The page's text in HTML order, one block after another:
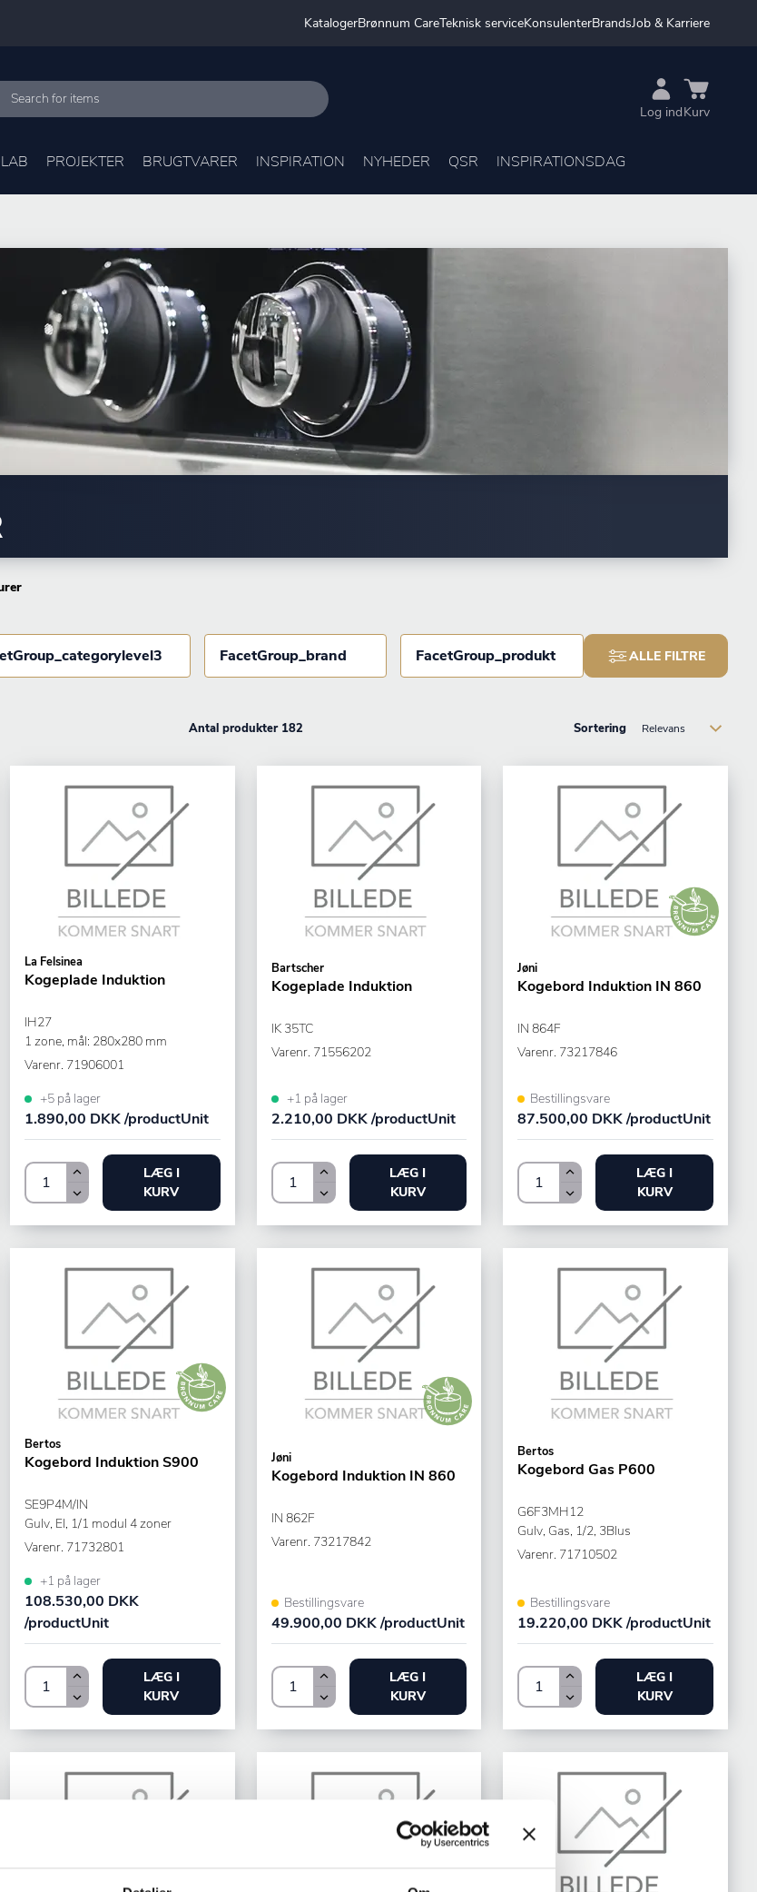
KatalogerBrønnum CareTeknisk serviceKonsulenterBrandsJob & Karriere
Log indKurv
PROJEKTER BRUGTVARER INSPIRATION NYHEDER QSR INSPIRATIONSDAG
FacetGroup_brand FacetGroup_produkt ALLE FILTRE
Antal produkter 182 Sortering
La Felsinea
Kogeplade Induktion
IH27
1 zone, mål: 280x280 mm
Varenr. 71906001
+5 på lager
1.890,00 DKK /productUnit
LÆG I
KURV
Bartscher
Kogeplade Induktion
IK 35TC
Varenr. 71556202
+1 på lager
2.210,00 DKK /productUnit
LÆG I
KURV
Jøni
Kogebord Induktion IN 860
IN 864F
Varenr. 73217846
Bestillingsvare
87.500,00 DKK /productUnit
LÆG I
KURV
Bertos
Kogebord Induktion S900
SE9P4M/IN
Gulv, El, 1/1 modul 4 zoner
Varenr. 71732801
+1 på lager
108.530,00 DKK
/productUnit
LÆG I
KURV
Jøni
Kogebord Induktion IN 860
IN 862F
Varenr. 73217842
Bestillingsvare
49.900,00 DKK /productUnit
LÆG I
KURV
Bertos
Kogebord Gas P600
G6F3MH12
Gulv, Gas, 1/2, 3Blus
Varenr. 71710502
Bestillingsvare
19.220,00 DKK /productUnit
LÆG I
KURV